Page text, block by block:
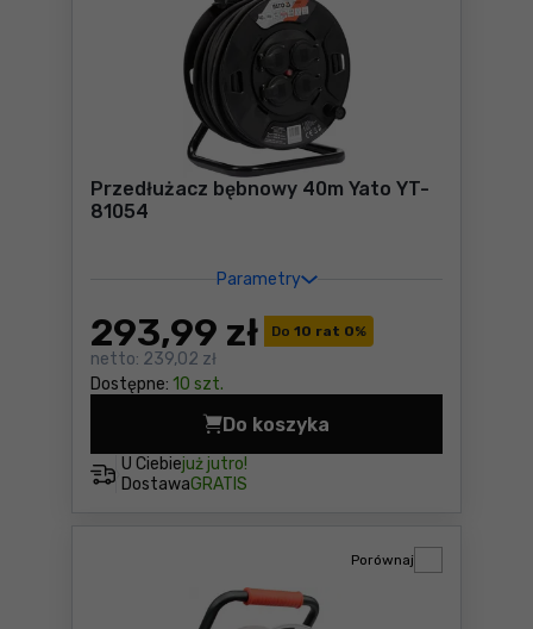
Przedłużacz bębnowy 40m Yato YT-
81054
Parametry
Do 10 rat 0%
293,99 zł
netto: 239,02 zł
Dostępne: 10 szt.
U Ciebiejuż jutro!
DostawaGRATIS
Do koszyka
Przedłużacz bębnowy 40m
Porównaj